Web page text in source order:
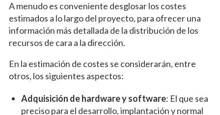
A menudo es conveniente desglosar los costes
estimados a lo largo del proyecto, para ofrecer una
información más detallada de la distribución de los
recursos de cara a la dirección.
En la estimación de costes se considerarán, entre
otros, los siguientes aspectos:
Adquisición de hardware y software: El que sea
preciso para el desarrollo, implantación y normal